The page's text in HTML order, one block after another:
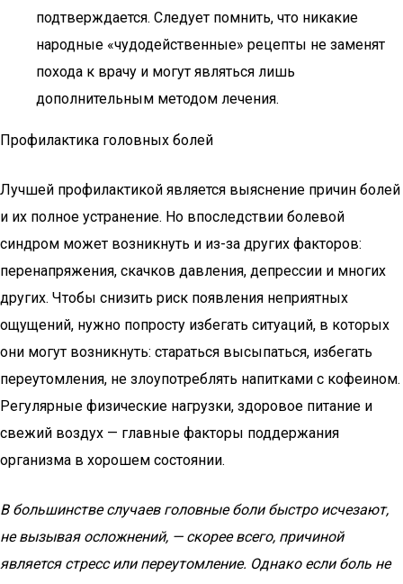
подтверждается. Следует помнить, что никакие
народные «чудодейственные» рецепты не заменят
похода к врачу и могут являться лишь
дополнительным методом лечения.
Профилактика головных болей
Лучшей профилактикой является выяснение причин болей
и их полное устранение. Но впоследствии болевой
синдром может возникнуть и из-за других факторов:
перенапряжения, скачков давления, депрессии и многих
других. Чтобы снизить риск появления неприятных
ощущений, нужно попросту избегать ситуаций, в которых
они могут возникнуть: стараться высыпаться, избегать
переутомления, не злоупотреблять напитками с кофеином.
Регулярные физические нагрузки, здоровое питание и
свежий воздух — главные факторы поддержания
организма в хорошем состоянии.
В большинстве случаев головные боли быстро исчезают,
не вызывая осложнений, — скорее всего, причиной
является стресс или переутомление. Однако если боль не